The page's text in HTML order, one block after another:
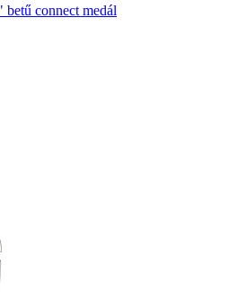
connect medál